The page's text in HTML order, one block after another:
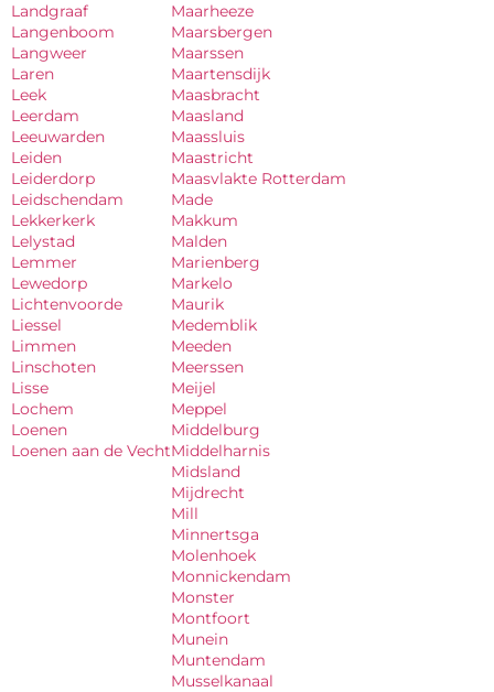
Landgraaf
Langenboom
Langweer
Laren
Leek
Leerdam
Leeuwarden
Leiden
Leiderdorp
Leidschendam
Lekkerkerk
Lelystad
Lemmer
Lewedorp
Lichtenvoorde
Liessel
Limmen
Linschoten
Lisse
Lochem
Loenen
Loenen aan de Vecht
Maarheeze
Maarsbergen
Maarssen
Maartensdijk
Maasbracht
Maasland
Maassluis
Maastricht
Maasvlakte Rotterdam
Made
Makkum
Malden
Marienberg
Markelo
Maurik
Medemblik
Meeden
Meerssen
Meijel
Meppel
Middelburg
Middelharnis
Midsland
Mijdrecht
Mill
Minnertsga
Molenhoek
Monnickendam
Monster
Montfoort
Munein
Muntendam
Musselkanaal